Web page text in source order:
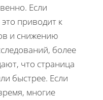
Если
приводит к
и снижению
более
что страница
быстрее. Если
многие